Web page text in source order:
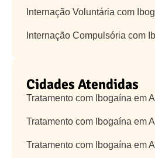
Internação Voluntária com
Internação Compulsória com
Cidades Atendidas
Tratamento com Ibogaína em
Tratamento com Ibogaína em
Tratamento com Ibogaína em